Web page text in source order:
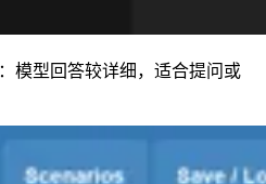
：模型回答较详细，适合提问或